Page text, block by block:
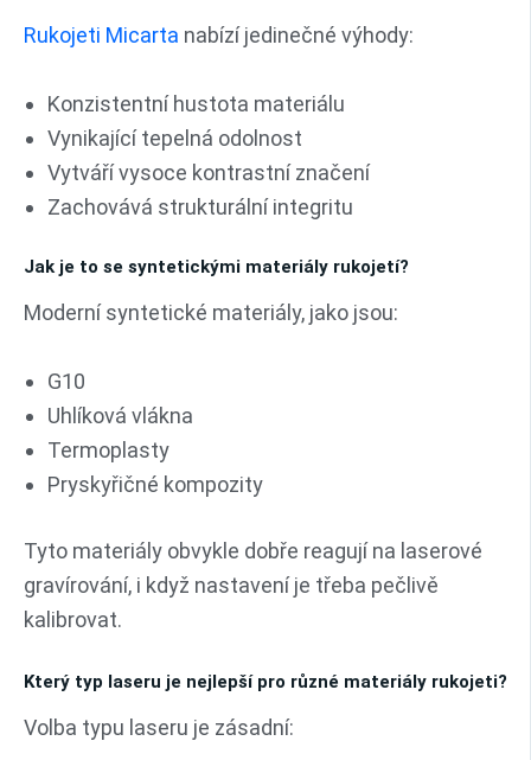
Rukojeti Micarta nabízí jedinečné výhody:
Konzistentní hustota materiálu
Vynikající tepelná odolnost
Vytváří vysoce kontrastní značení
Zachovává strukturální integritu
Jak je to se syntetickými materiály rukojetí?
Moderní syntetické materiály, jako jsou:
G10
Uhlíková vlákna
Termoplasty
Pryskyřičné kompozity
Tyto materiály obvykle dobře reagují na laserové
gravírování, i když nastavení je třeba pečlivě
kalibrovat.
Který typ laseru je nejlepší pro různé materiály rukojeti?
Volba typu laseru je zásadní: